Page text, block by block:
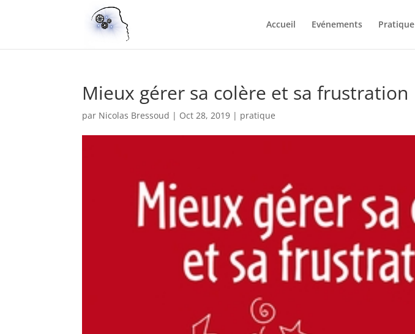
Accueil Evénements Pratique
Mieux gérer sa colère et sa frustration
par Nicolas Bressoud | Oct 28, 2019 | pratique